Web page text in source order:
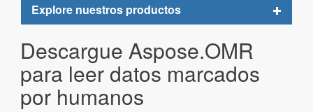
Explore nuestros productos
Toggle
Descargue Aspose.OMR
para leer datos marcados
por humanos